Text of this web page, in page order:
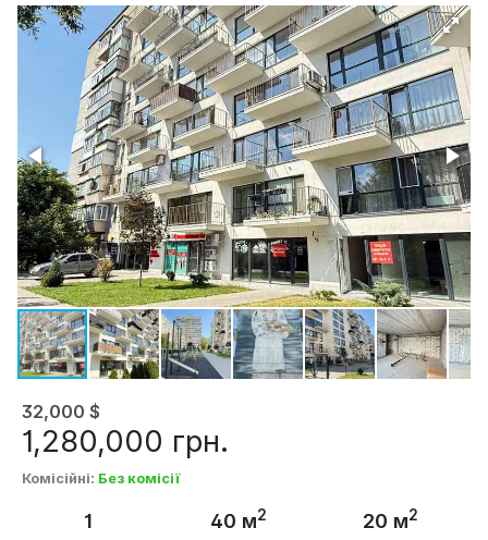
32,000 $
1,280,000 грн.
Комісійні: Без комісії
1 40 м2 20 м2